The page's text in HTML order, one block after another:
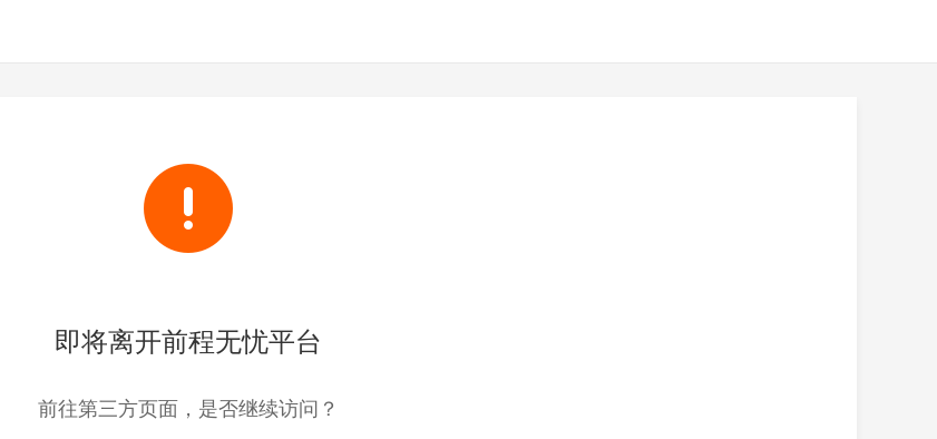
即将离开前程无忧平台
前往第三方页面，是否继续访问？